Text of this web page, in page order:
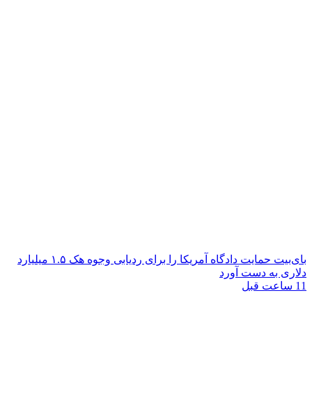
بای‌بیت حمایت دادگاه آمریکا را برای ردیابی وجوه هک ۱.۵ میلیارد
دلاری به دست آورد
11 ساعت قبل